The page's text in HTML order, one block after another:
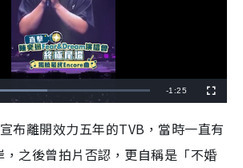
L
o
e
d
2
R
a
-1:25
u
c
e
e
布離開效力五年的TVB，當時一直有
之後曾拍片否認，更自稱是「不婚